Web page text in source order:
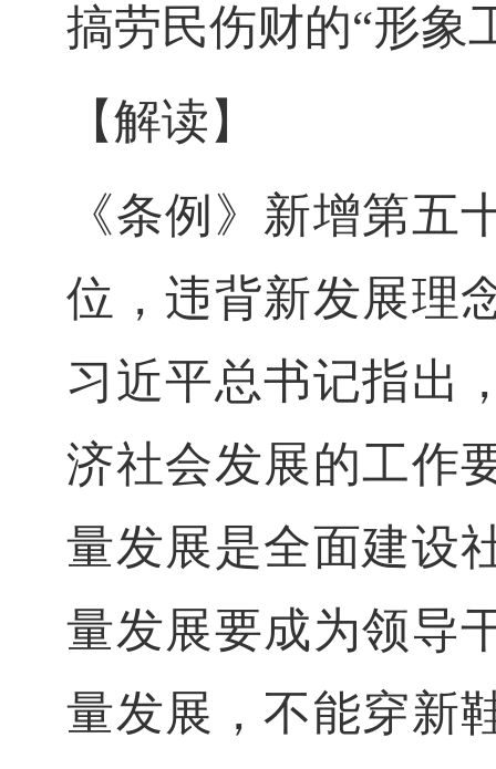
搞劳民伤财的“形象
【解读】
《条例》新增第
位，违背新发展理
习近平总书记指出
济社会发展的工作
量发展是全面建设
量发展要成为领导
量发展，不能穿新